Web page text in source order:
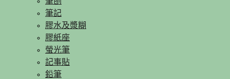
筆記
膠水及漿糊
膠紙座
螢光筆
記事貼
鉛筆